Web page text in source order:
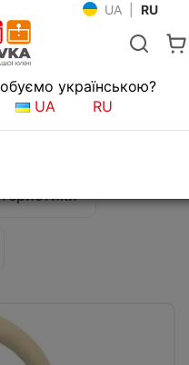
UA RU
для кухни
FKM 50 SS
українською?
UA
RU